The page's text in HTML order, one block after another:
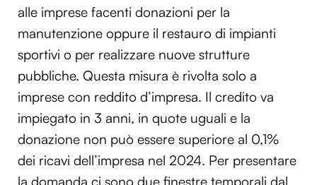
alle imprese facenti donazioni per la
manutenzione oppure il restauro di impianti
sportivi o per realizzare nuove strutture
pubbliche. Questa misura è rivolta solo a
imprese con reddito d’impresa. Il credito va
impiegato in 3 anni, in quote uguali e la
donazione non può essere superiore al 0,1%
dei ricavi dell’impresa nel 2024. Per presentare
la domanda ci sono due finestre temporali dal